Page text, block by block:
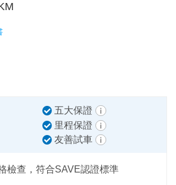
五大保證
里程保證
友善試車
檢查，符合SAVE認證標準